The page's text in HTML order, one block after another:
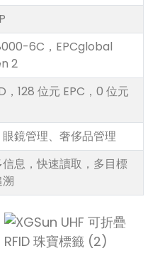
6C，EPCglobal
2
，128 位元 EPC，0 位元
鏡管理、奢侈品管理
息，快速讀取，多目標